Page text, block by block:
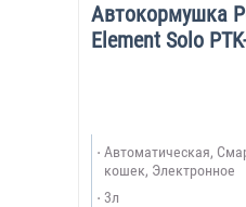
Автокормушка
Element Solo
Автоматическая,
кошек, Электронное
3л